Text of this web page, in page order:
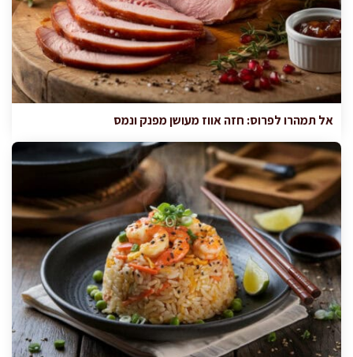
אל תמהרו לפרוס: חזה אווז מעושן מפנק ונמס